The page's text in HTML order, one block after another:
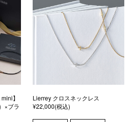
】
×ブラ
Lierrey クロスネックレス
¥22,000(税込)